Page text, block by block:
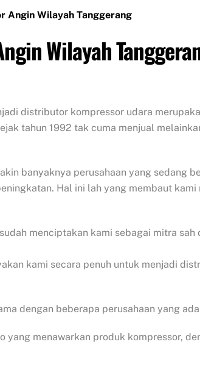
Angin Wilayah Tanggerang
Wilayah
distributor kompressor udara
tahun 1992 tak cuma menjual
banyaknya perusahaan yang sedang
Hal ini lah yang membaut
menciptakan kami sebagai mitra
kami secara penuh untuk menjadi
dengan beberapa perusahaan yang
yang menawarkan produk kompressor,